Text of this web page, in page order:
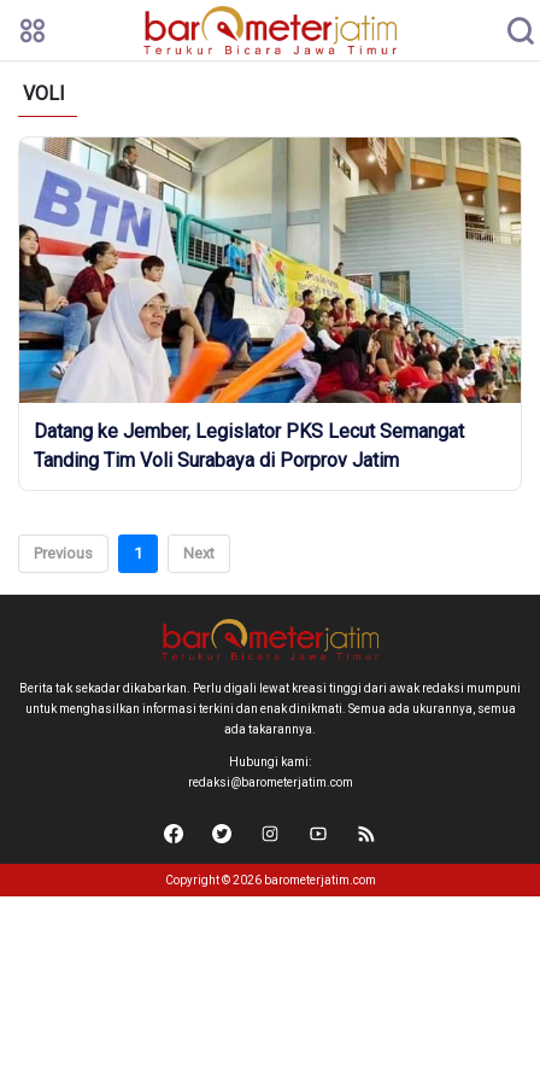
VOLI
Datang ke Jember, Legislator PKS Lecut Semangat
Tanding Tim Voli Surabaya di Porprov Jatim
Previous 1 Next
Berita tak sekadar dikabarkan. Perlu digali lewat kreasi tinggi dari awak redaksi mumpuni
untuk menghasilkan informasi terkini dan enak dinikmati. Semua ada ukurannya, semua
ada takarannya.
Hubungi kami:
redaksi@barometerjatim.com
Copyright © 2026 barometerjatim.com